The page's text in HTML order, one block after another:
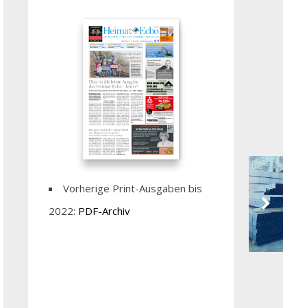
Vorherige Print-Ausgaben bis
2022: PDF-Archiv